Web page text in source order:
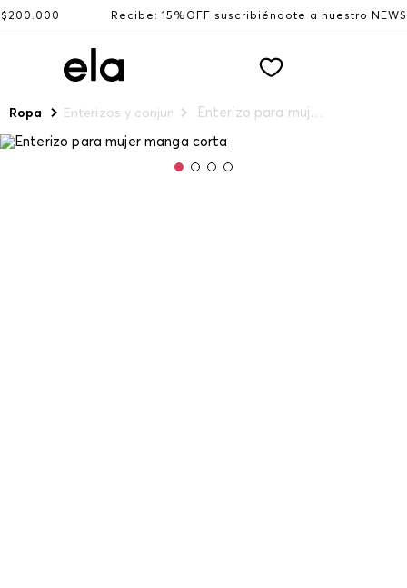
Recibe: 15%OFF suscribiéndote a nuestro
Ropa Enterizos y conjuntos Enterizo para mujer manga corta